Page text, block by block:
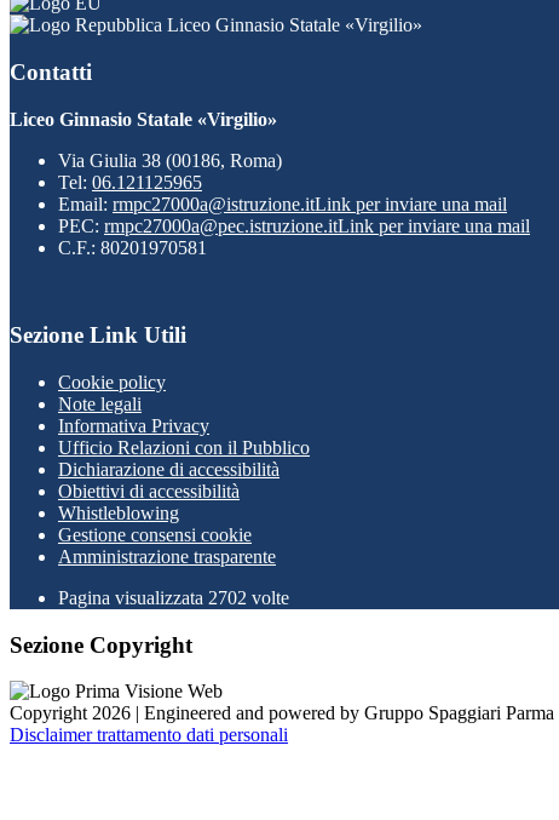
Liceo Ginnasio Statale «Virgilio»
Contatti
Liceo Ginnasio Statale «Virgilio»
Via Giulia 38 (00186, Roma)
Tel: 06.121125965
Email: rmpc27000a@istruzione.itLink per inviare una mail
PEC: rmpc27000a@pec.istruzione.itLink per inviare una mail
C.F.: 80201970581
Sezione Link Utili
Cookie policy
Note legali
Informativa Privacy
Ufficio Relazioni con il Pubblico
Dichiarazione di accessibilità
Obiettivi di accessibilità
Whistleblowing
Gestione consensi cookie
Amministrazione trasparente
Pagina visualizzata 2702 volte
Sezione Copyright
Copyright 2026 | Engineered and powered by Gruppo Spaggiari
Disclaimer trattamento dati personali